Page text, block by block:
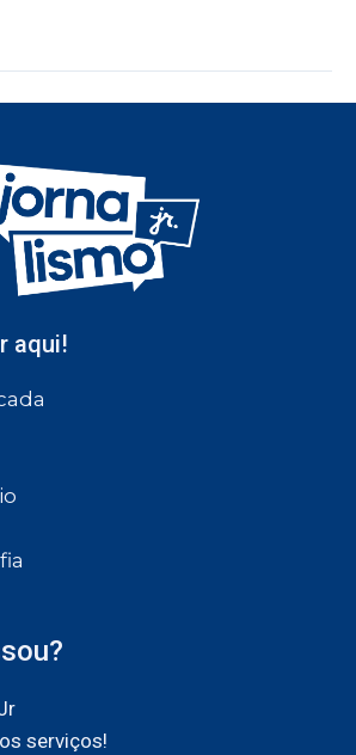
aqui!
serviços!